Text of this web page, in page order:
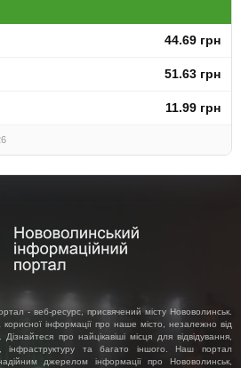
44.69 грн
51.63 грн
11.99 грн
- веб-ресурс, присвячений місту Нововолинськ.
корисної інформації про наше місто, незалежно від
про найцікавіші місця для відвідування,
інфраструктуру та багато іншого. Наш портал
джерелом інформації про Нововолинськ,